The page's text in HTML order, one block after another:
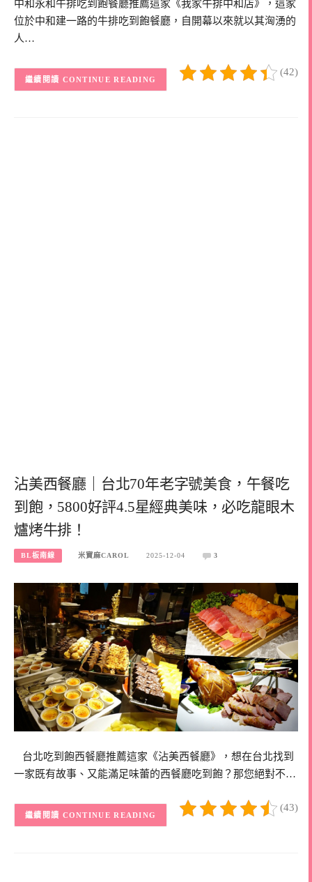
中和永和牛排吃到飽餐廳推薦這家《我家牛排中和店》，這家
位於中和建一路的牛排吃到飽餐廳，自開幕以來就以其洶湧的
人…
(42)
CONTINUE READING
沾美西餐廳｜台北70年老字號美食，午餐吃
到飽，5800好評4.5星經典美味，必吃龍眼木
爐烤牛排！
BL板南線 米寶麻CAROL 2025-12-04 3
台北吃到飽西餐廳推薦這家《沾美西餐廳》，想在台北找到
一家既有故事、又能滿足味蕾的西餐廳吃到飽？那您絕對不…
(43)
CONTINUE READING